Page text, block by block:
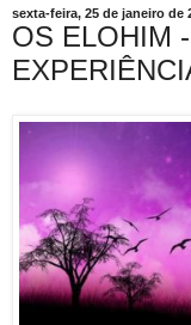
sexta-feira, 25 de janeiro de
OS ELOHIM